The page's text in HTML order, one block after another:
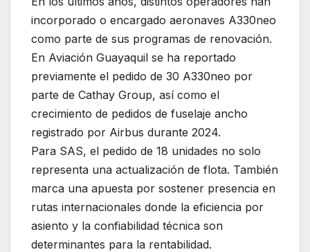
incorporado o encargado aeronaves A330neo
como parte de sus programas de renovación.
En Aviación Guayaquil se ha reportado
previamente el pedido de 30 A330neo por
parte de Cathay Group, así como el
crecimiento de pedidos de fuselaje ancho
registrado por Airbus durante 2024.
Para SAS, el pedido de 18 unidades no solo
representa una actualización de flota. También
marca una apuesta por sostener presencia en
rutas internacionales donde la eficiencia por
asiento y la confiabilidad técnica son
determinantes para la rentabilidad.